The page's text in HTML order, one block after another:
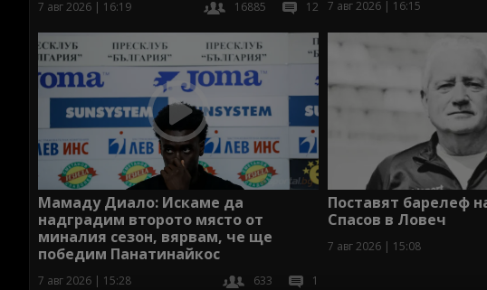
7 авг 2026 | 16:19 16885 12 7 авг 2026 | 16:15
Мамаду Диало: Искаме да
надградим второто място от
миналия сезон, вярвам, че ще
победим Панатинайкос
7 авг 2026 | 15:28 633 1
Поставят барелеф
Спасов в Ловеч
7 авг 2026 | 15:08